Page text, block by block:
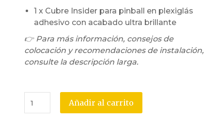
1 x Cubre Insider para pinball en plexiglás
adhesivo con acabado ultra brillante
👉 Para más información, consejos de
colocación y recomendaciones de instalación,
consulte la descripción larga.
Añadir al carrito